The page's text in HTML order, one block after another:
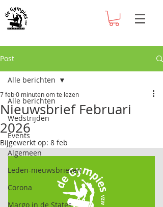
Post
Alle berichten
Wedstrijden
Events
Algemeen
Leden-nieuwsbrieven
Corona
Margo in de States
Alle berichten
Nieuwsbrief Februari
2026
7 feb0 minuten om te lezen
Bijgewerkt op: 8 feb